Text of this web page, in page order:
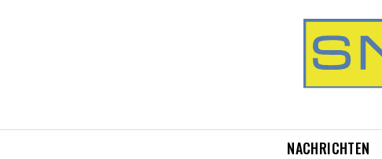
NACHRICHTEN